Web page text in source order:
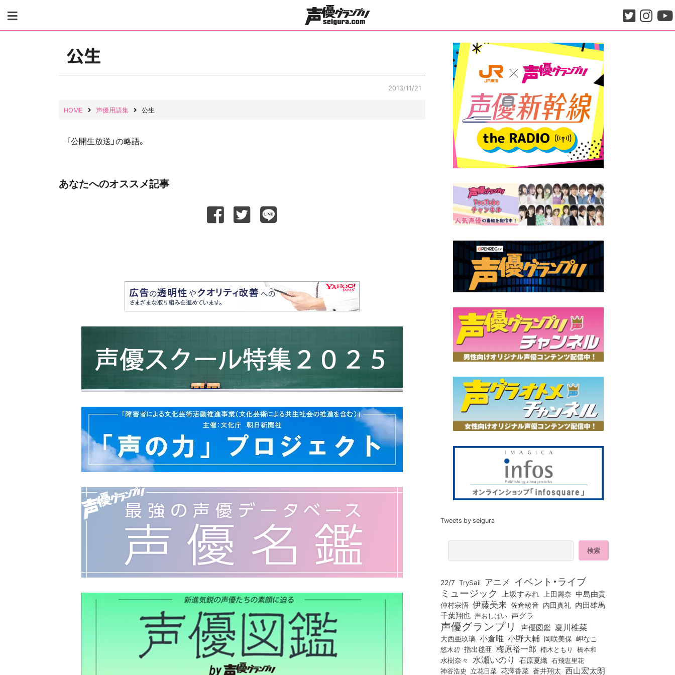
content
公生
2013/11/21
HOME 声優用語集 公生
「公開生放送」の略語。
あなたへのオススメ記事
Tweets by seigura
22/7 TrySail アニメ イベント・ライブ
ミュージック 上坂すみれ 上田麗奈 中島由貴
仲村宗悟 伊藤美来 佐倉綾音 内田真礼 内田雄馬
千葉翔也 声おしばい 声グラ
声優グランプリ 声優図鑑 夏川椎菜
大西亜玖璃 小倉唯 小野大輔 岡咲美保 岬なこ
悠木碧 指出毬亜 梅原裕一郎 楠木ともり 橋本和
水樹奈々 水瀬いのり 石原夏織 石飛恵里花
神谷浩史 立花日菜 花澤香菜 蒼井翔太 西山宏太朗